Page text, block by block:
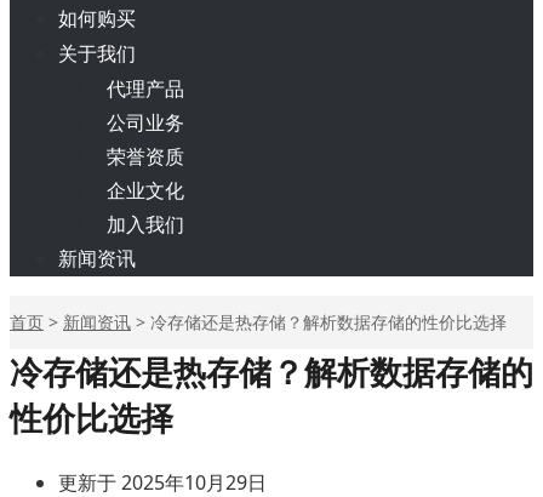
如何购买
关于我们
代理产品
公司业务
荣誉资质
企业文化
加入我们
新闻资讯
首页 > 新闻资讯 > 冷存储还是热存储？解析数据存储的性价比选择
冷存储还是热存储？解析数据存储的
性价比选择
更新于 2025年10月29日